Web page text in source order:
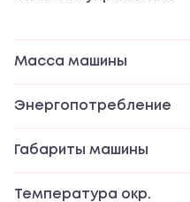
Масса машины
Энергопотребление
Габариты машины
Температура окр.